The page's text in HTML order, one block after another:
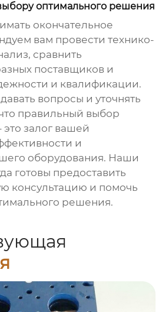
оптимального решения
окончательное
вам провести технико-
сравнить
поставщиков и
и квалификации.
вопросы и уточнять
правильный выбор
залог вашей
и
оборудования. Наши
готовы предоставить
консультацию и помочь
решения.